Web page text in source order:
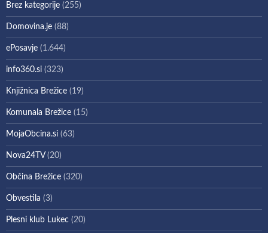
Brez kategorije (255)
Domovina.je (88)
ePosavje (1.644)
info360.si (323)
Knjižnica Brežice (19)
Komunala Brežice (15)
MojaObcina.si (63)
Nova24TV(20)
Občina Brežice (320)
Obvestila (3)
Plesni klub Lukec (20)